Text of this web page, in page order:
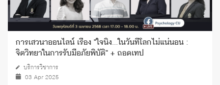
การเสวนาออนไลน์ เรื่อง "ใจนิ่ง...ในวันที่โลกไม่แน่นอน :
จิตวิทยาในการรับมือภัยพิบัติ" + ถอดเทป
บริการวิชาการ
03 Apr 2025